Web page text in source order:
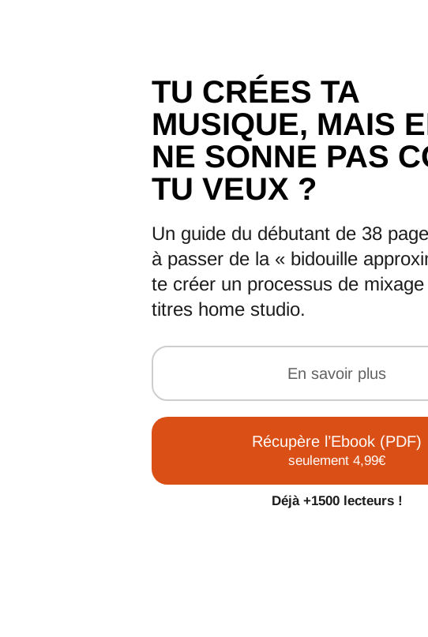
TU CRÉES TA
MUSIQUE, MAIS
NE SONNE PAS
TU VEUX ?
Un guide du débutant de 38
à passer de la « bidouille
te créer un processus de
titres home studio.
En savoir plus
Récupère l’Ebook (PDF)
seulement 4,99€
Déjà +1500 lecteurs !